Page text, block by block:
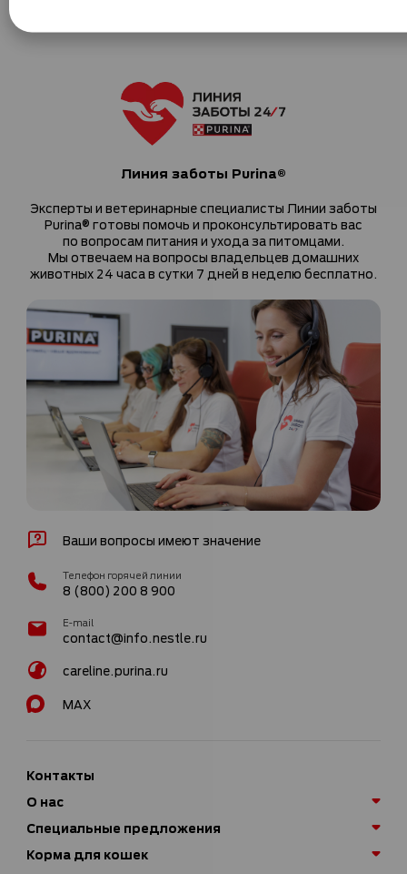
Ваши вопросы имеют значение
Телефон горячей линии
8 (800) 200 8 900
E-mail
contact@info.nestle.ru
careline.purina.ru
MAX
Линия заботы Purina®
Эксперты и ветеринарные специалисты Линии заботы
Purina® готовы помочь и проконсультировать вас
по вопросам питания и ухода за питомцами.
Мы отвечаем на вопросы владельцев домашних
животных 24 часа в сутки 7 дней в неделю бесплатно.
Контакты
О нас
Специальные предложения
Корма для кошек